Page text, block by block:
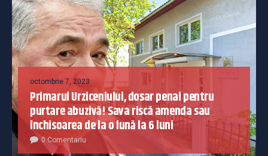
octombrie 7, 2023
Primarul Urziceniului, dosar penal pentru
purtare abuzivă! Sava riscă amenda sau
închisoarea de la o lună la 6 luni
0 Comentariu